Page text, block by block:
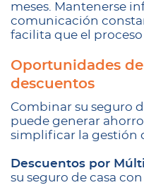
meses. Mantenerse
comunicación
facilita que el
Oportunidades
descuentos
Combinar su seguro
puede generar
simplificar la gestión
Descuentos por
su seguro de casa con